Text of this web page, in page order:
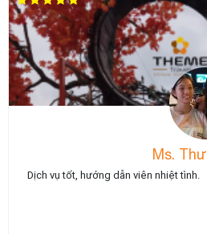
Ms. Thư
Dịch vụ tốt, hướng dẫn viên nhiệt tình.